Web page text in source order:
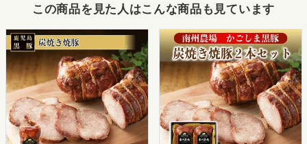
この商品を見た人はこんな商品も見ています